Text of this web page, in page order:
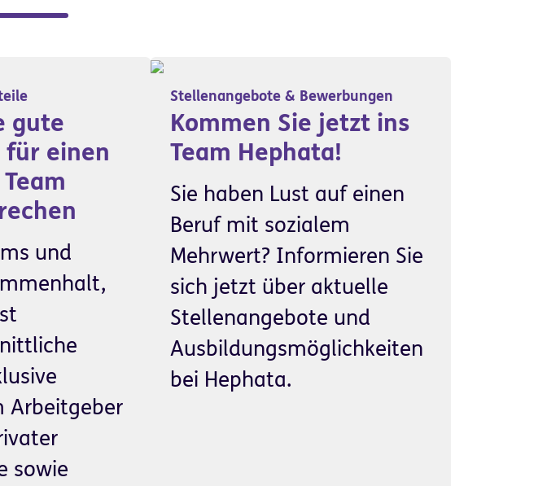
gute
für einen
und
Arbeitgeber
sowie
Stellenangebote & Bewerbungen
Kommen Sie jetzt ins
Team Hephata!
Sie haben Lust auf einen
Beruf mit sozialem
Mehrwert? Informieren Sie
sich jetzt über aktuelle
Stellenangebote und
Ausbildungsmöglichkeiten
bei Hephata.